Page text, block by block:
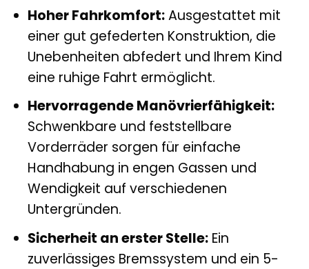
Hoher Fahrkomfort:Ausgestattet mit
einer gut gefederten Konstruktion, die
Unebenheiten abfedert und Ihrem Kind
eine ruhige Fahrt ermöglicht.
Hervorragende Manövrierfähigkeit:
Schwenkbare und feststellbare
Vorderräder sorgen für einfache
Handhabung in engen Gassen und
Wendigkeit auf verschiedenen
Untergründen.
Sicherheit an erster Stelle:Ein
zuverlässiges Bremssystem und ein 5-